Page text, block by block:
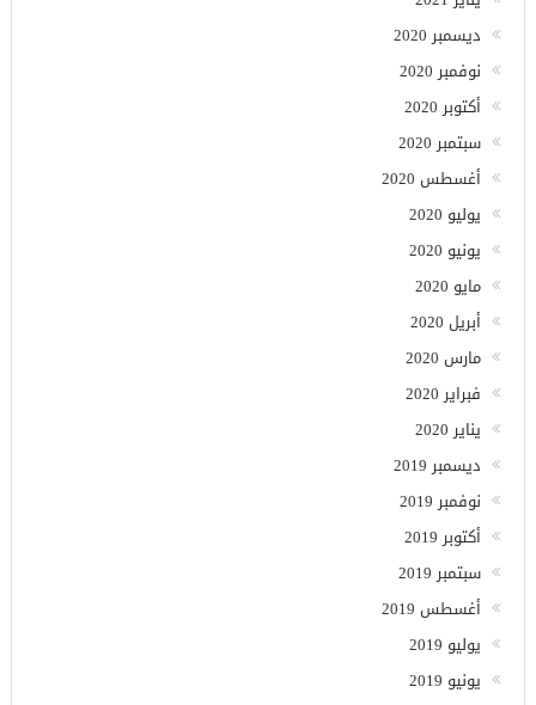
ديسمبر 2020
نوفمبر 2020
أكتوبر 2020
سبتمبر 2020
أغسطس 2020
يوليو 2020
يونيو 2020
مايو 2020
أبريل 2020
مارس 2020
فبراير 2020
يناير 2020
ديسمبر 2019
نوفمبر 2019
أكتوبر 2019
سبتمبر 2019
أغسطس 2019
يوليو 2019
يونيو 2019